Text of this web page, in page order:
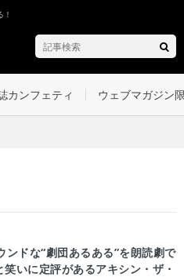
カンフェティ ウェブマガジン
ンドな“劇団あるある”を朗読劇で
いに定評があるアキシン・ザ・